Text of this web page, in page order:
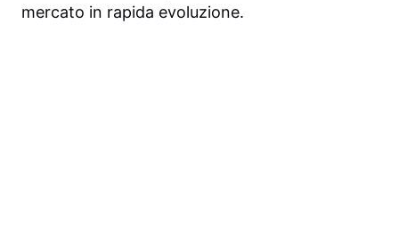
mercato in rapida evoluzione.